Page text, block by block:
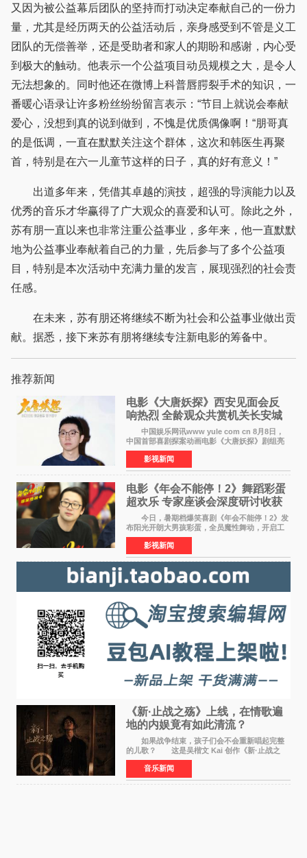
又因为被公益幕后团队的坚持而打动决定奉献自己的一份力
量，尤其是经历两天的公益活动后，亲身感受到不管是义工
团队的无偿善举，还是受助者和家人的期盼和感谢，内心受
到极大的触动。他表示一个公益项目动员规模之大，是令人
无法想象的。同时他还在微博上科普唇腭裂手术的知识，一
番暖心语录让许多粉丝纷纷留言表示：“节目上就说会奉献
爱心，没想到真的说到做到，不愧是优质偶像啊！“朋哥真
的是低调，一直在默默关注这个群体，这次和韩医生再聚
首，特别是在六一儿童节这样的日子，真的好有意义！”
出道多年来，凭借其卓越的演技，超强的导演能力以及
优秀的音乐才华赢得了广大观众的喜爱和认可。除此之外，
苏有朋一直以来也非常注重公益事业，多年来，他一直默默
地为公益事业奉献着自己的力量，先后参与了多个公益项
目，特别是本次活动中充满力量的发言，展现强烈的社会责
任感。
在未来，苏有朋还将继续不断为社会和公益事业做出贡
献。据悉，接下来苏有朋将继续专注新电影的筹备中。
推荐新闻
电影《大唐妖探》西安见面会反
响热烈 全龄观众共赏机关长安城
中国娱乐网讯www yule com cn 8月8日，
中国首部喜剧探案动画电影《大唐妖探》剧组亮
相西安，举办线下见面会活动。导演程腾、联合
导演黄珉、总制片人曹紫建、制片人李莹莹、领
衔声音出演雷淞然
影视新闻
电影《年会不能停！2》舞蹈彩蛋
超欢乐 专家座谈会深度研讨收获
满满
今日，暑期档爆笑喜剧《年会不能停！2》发
布阳光开朗大男孩彩蛋，全员魔性舞动，开启工
位狂欢模式。影片于昨日同步举办专家座谈会，
导演董润年、总制片人应萝佳出席现场，与一众
业内、学界专家
影视新闻
《新·止战之殇》上线，在情歌遍
地的内娱竟有如此清流？
如果战争结束，孩子们会不会重新唱起完整
的儿歌？ 这是吴楷文 Kai 创作《新·止战之
殇》时最初的想法。 从伊朗相关冲突引发的
地区局势，到世界各地仍在发生的动荡与不安，
战争从来不只
音乐新闻